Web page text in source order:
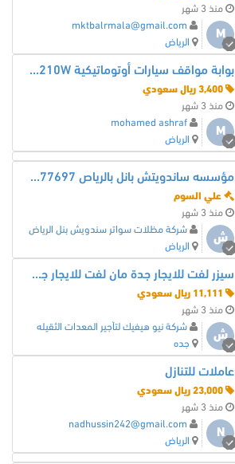
منذ 3 شهر
M
mktbalrmala@gmail.com
الرياض
بوابة مواقف سيارات أوتوماتيكية TA-210W – عرض خاص في السعودية
منذ 3 شهر
M
mohamed ashraf
الرياض
مؤسسه ساندويتش بانل بالرياص 0501777697
علي السوم
منذ 3 شهر
ش
شركة مظلات سواتر سندويش بنل الرياض
الرياض
سيزر لفت للايجار جدة مان لفت للايجار جده رافعة شوكية للايجار جده كرين للايجار جده تاورات لايت للايجار جده 0556259910
منذ 3 شهر
ش
شركة نيو هيفيك لتأجير المعدات الثقيله
جده
عاملات للتنازل
منذ 3 شهر
N
nadhussin242@gmail.com
الرياض